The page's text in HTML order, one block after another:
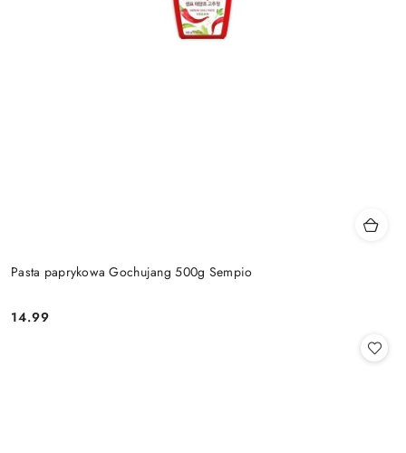
Pasta paprykowa Gochujang 500g Sempio
Cena:
14.99